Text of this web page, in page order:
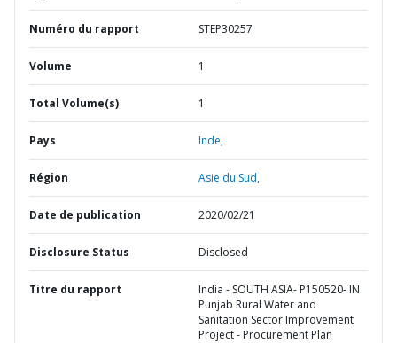
Numéro du rapport STEP30257
Volume 1
Total Volume(s) 1
Pays Inde,
Région Asie du Sud,
Date de publication 2020/02/21
Disclosure Status Disclosed
Titre du rapport
India - SOUTH ASIA- P150520- IN
Punjab Rural Water and
Sanitation Sector Improvement
Project - Procurement Plan